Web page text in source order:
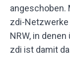
angeschoben.
zdi-Netzwerke
NRW, in
zdi ist damit